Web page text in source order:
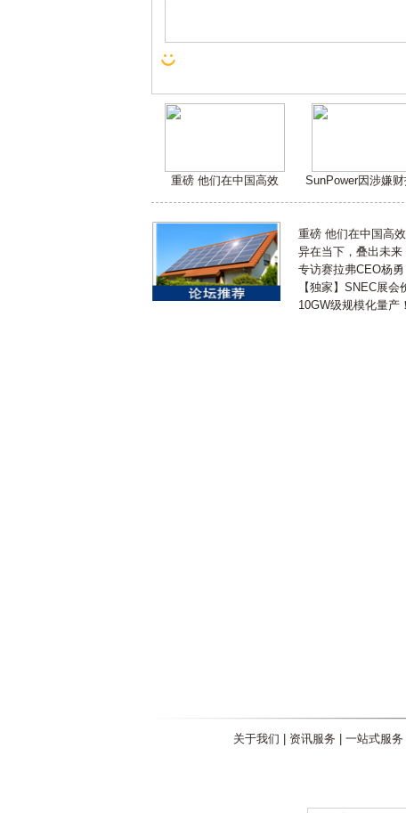
重磅 他们在中国高效 SunPower因涉嫌
重磅 他们在中国高
异在当下，叠出未
专访赛拉弗CEO杨
【独家】SNEC展
10GW级规模化量产
关于我们 资讯服务 一站式服务